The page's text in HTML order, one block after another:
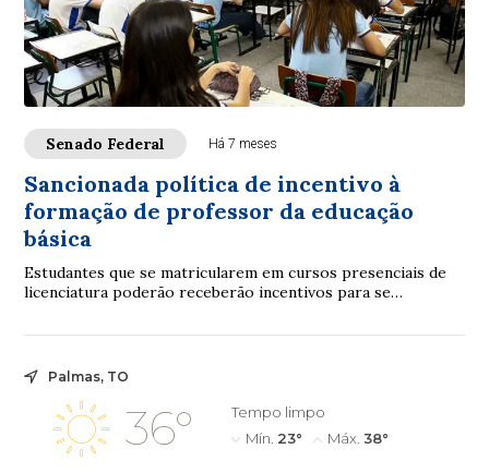
Senado Federal Há 7 meses
Sancionada política de incentivo à
formação de professor da educação
básica
Estudantes que se matricularem em cursos presenciais de
licenciatura poderão receberão incentivos para se
Palmas, TO
36°
Tempo limpo
Mín. 23° Máx. 38°